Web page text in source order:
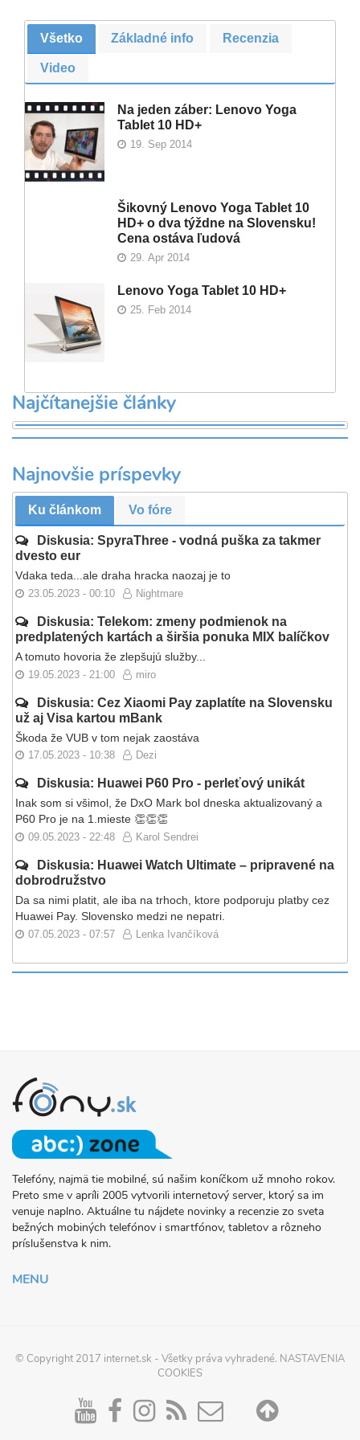
Všetko Základné info Recenzia
Video
Na jeden záber: Lenovo Yoga
Tablet 10 HD+
19. Sep 2014
Šikovný Lenovo Yoga Tablet 10
HD+ o dva týždne na Slovensku!
Cena ostáva ľudová
29. Apr 2014
Lenovo Yoga Tablet 10 HD+
25. Feb 2014
Najčítanejšie články
Najnovšie príspevky
Ku článkom Vo fóre
Diskusia: SpyraThree - vodná puška za takmer
dvesto eur
Vdaka teda...ale draha hracka naozaj je to
23.05.2023 - 00:10 Nightmare
Diskusia: Telekom: zmeny podmienok na
predplatených kartách a širšia ponuka MIX balíčkov
A tomuto hovoria že zlepšujú služby...
19.05.2023 - 21:00 miro
Diskusia: Cez Xiaomi Pay zaplatíte na Slovensku
už aj Visa kartou mBank
Škoda že VUB v tom nejak zaostáva
17.05.2023 - 10:38 Dezi
Diskusia: Huawei P60 Pro - perleťový unikát
Inak som si všimol, že DxO Mark bol dneska aktualizovaný a
P60 Pro je na 1.mieste 👏👏👏
09.05.2023 - 22:48 Karol Sendrei
Diskusia: Huawei Watch Ultimate – pripravené na
dobrodružstvo
Da sa nimi platit, ale iba na trhoch, ktore podporuju platby cez
Huawei Pay. Slovensko medzi ne nepatri.
07.05.2023 - 07:57 Lenka Ivančíková
O
PROJEKTE
FONY.SK
Telefóny, najmä tie mobilné, sú našim koníčkom už mnoho rokov.
Preto sme v apríli 2005 vytvorili internetový server, ktorý sa im
venuje naplno. Aktuálne tu nájdete novinky a recenzie zo sveta
bežných mobiných telefónov i smartfónov, tabletov a rôzneho
príslušenstva k nim.
MENU
© Copyright 2017 internet.sk - Všetky práva vyhradené. NASTAVENIA
COOKIES